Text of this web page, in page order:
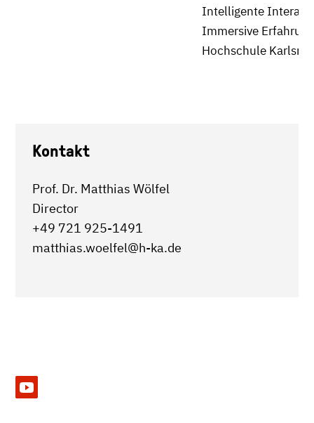
Intelligente
Immersive
Hochschule
Kontakt
Prof. Dr. Matthias Wölfel
Director
+49 721 925-1491
matthias.woelfel@h-ka.de